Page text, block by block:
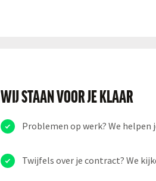
WIJ STAAN VOOR JE KLAAR
Problemen op werk? We helpen
Twijfels over je contract? We